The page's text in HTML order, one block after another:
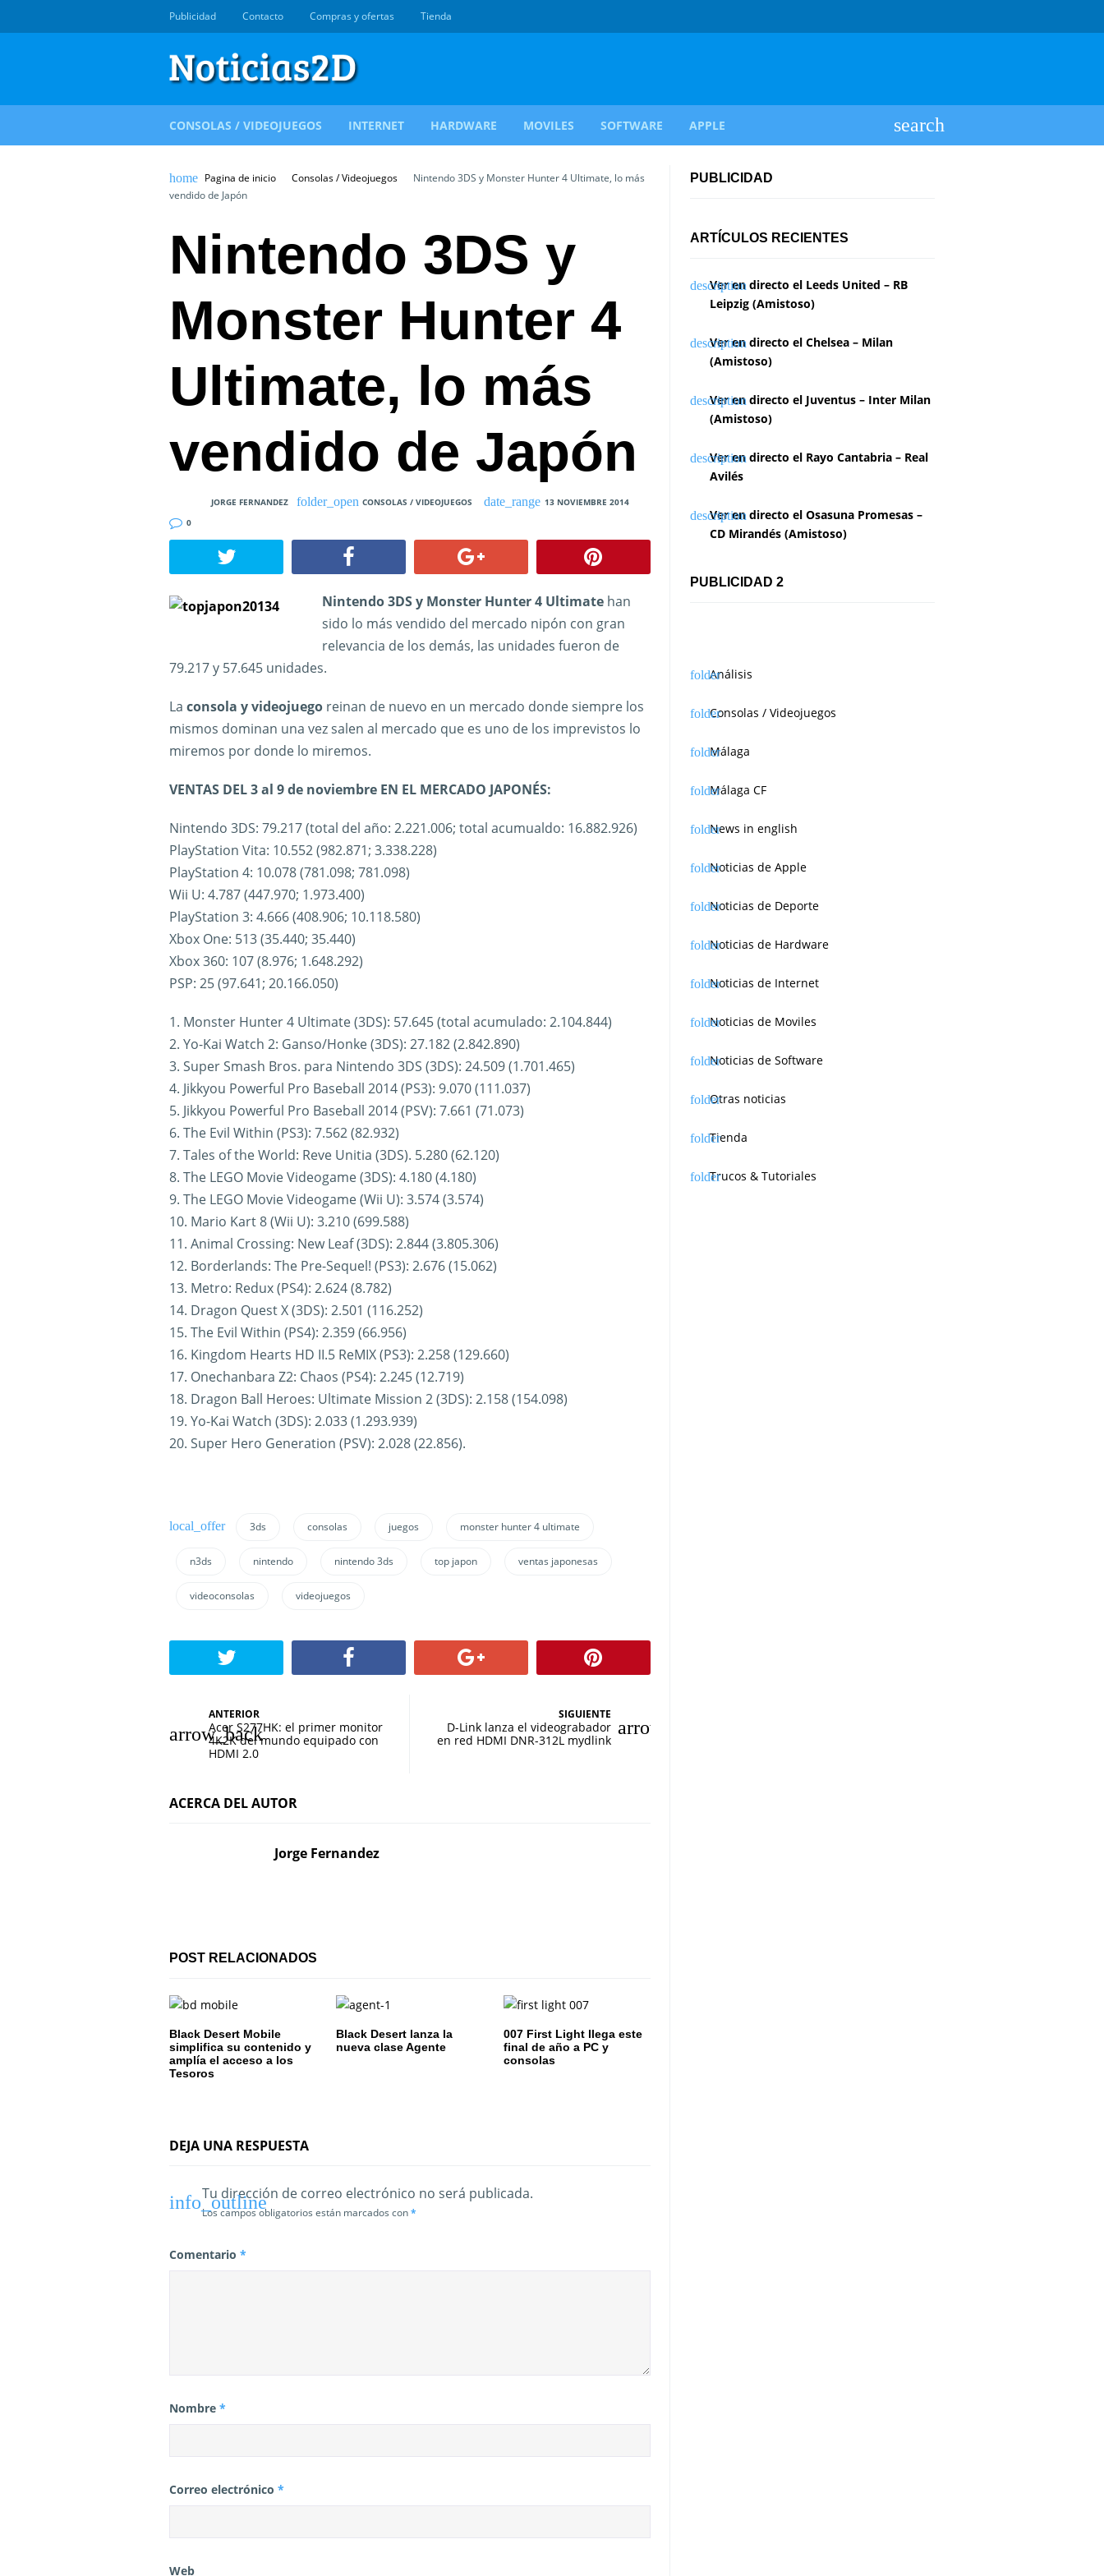
Publicidad Contacto Compras y ofertas Tienda
CONSOLAS / VIDEOJUEGOS INTERNET HARDWARE MOVILES SOFTWARE APPLE
Pagina de inicio Consolas / Videojuegos
Nintendo 3DS y Monster Hunter 4 Ultimate, lo más
vendido de Japón
Nintendo 3DS y
Monster Hunter 4
Ultimate, lo más
vendido de Japón
JORGE FERNANDEZ CONSOLAS / VIDEOJUEGOS
13 NOVIEMBRE 2014
0
Nintendo 3DS y Monster Hunter 4 Ultimatehan
sido lo más vendido del mercado nipón con gran
relevancia de los demás, las unidades fueron de
79.217 y 57.645 unidades.
La consola y videojuego reinan de nuevo en un mercado donde siempre los
mismos dominan una vez salen al mercado que es uno de los imprevistos lo
miremos por donde lo miremos.
VENTAS DEL 3 al 9 de noviembre EN EL MERCADO JAPONÉS:
Nintendo 3DS: 79.217 (total del año: 2.221.006; total acumualdo: 16.882.926)
PlayStation Vita: 10.552 (982.871; 3.338.228)
PlayStation 4: 10.078 (781.098; 781.098)
Wii U: 4.787 (447.970; 1.973.400)
PlayStation 3: 4.666 (408.906; 10.118.580)
Xbox One: 513 (35.440; 35.440)
Xbox 360: 107 (8.976; 1.648.292)
PSP: 25 (97.641; 20.166.050)
1. Monster Hunter 4 Ultimate (3DS): 57.645 (total acumulado: 2.104.844)
2. Yo-Kai Watch 2: Ganso/Honke (3DS): 27.182 (2.842.890)
3. Super Smash Bros. para Nintendo 3DS (3DS): 24.509 (1.701.465)
4. Jikkyou Powerful Pro Baseball 2014 (PS3): 9.070 (111.037)
5. Jikkyou Powerful Pro Baseball 2014 (PSV): 7.661 (71.073)
6. The Evil Within (PS3): 7.562 (82.932)
7. Tales of the World: Reve Unitia (3DS). 5.280 (62.120)
8. The LEGO Movie Videogame (3DS): 4.180 (4.180)
9. The LEGO Movie Videogame (Wii U): 3.574 (3.574)
10. Mario Kart 8 (Wii U): 3.210 (699.588)
11. Animal Crossing: New Leaf (3DS): 2.844 (3.805.306)
12. Borderlands: The Pre-Sequel! (PS3): 2.676 (15.062)
13. Metro: Redux (PS4): 2.624 (8.782)
14. Dragon Quest X (3DS): 2.501 (116.252)
15. The Evil Within (PS4): 2.359 (66.956)
16. Kingdom Hearts HD II.5 ReMIX (PS3): 2.258 (129.660)
17. Onechanbara Z2: Chaos (PS4): 2.245 (12.719)
18. Dragon Ball Heroes: Ultimate Mission 2 (3DS): 2.158 (154.098)
19. Yo-Kai Watch (3DS): 2.033 (1.293.939)
20. Super Hero Generation (PSV): 2.028 (22.856).
3ds consolas juegos monster hunter 4 ultimate
n3ds nintendo nintendo 3ds top japon ventas japonesas
videoconsolas videojuegos
a
e
ó
n
d
e
e
t
a
a
ANTERIOR
Acer S277HK: el primer monitor
4K2K del mundo equipado con
HDMI 2.0
SIGUIENTE
D-Link lanza el videograbador
en red HDMI DNR-312L mydlink
ACERCA DEL AUTOR
Jorge Fernandez
POST RELACIONADOS
Black Desert Mobile
simplifica su contenido y
amplía el acceso a los
Tesoros
Black Desert lanza la
nueva clase Agente
007 First Light llega este
final de año a PC y
consolas
DEJA UNA RESPUESTA
Tu dirección de correo electrónico no será publicada.
Los campos obligatorios están marcados con*
Comentario *
Nombre *
Correo electrónico *
Web
PUBLICIDAD
ARTÍCULOS RECIENTES
Ver en directo el Leeds United – RB
Leipzig (Amistoso)
Ver en directo el Chelsea – Milan
(Amistoso)
Ver en directo el Juventus – Inter Milan
(Amistoso)
Ver en directo el Rayo Cantabria – Real
Avilés
Ver en directo el Osasuna Promesas –
CD Mirandés (Amistoso)
PUBLICIDAD 2
Análisis
Consolas / Videojuegos
Málaga
Málaga CF
News in english
Noticias de Apple
Noticias de Deporte
Noticias de Hardware
Noticias de Internet
Noticias de Moviles
Noticias de Software
Otras noticias
Tienda
Trucos & Tutoriales